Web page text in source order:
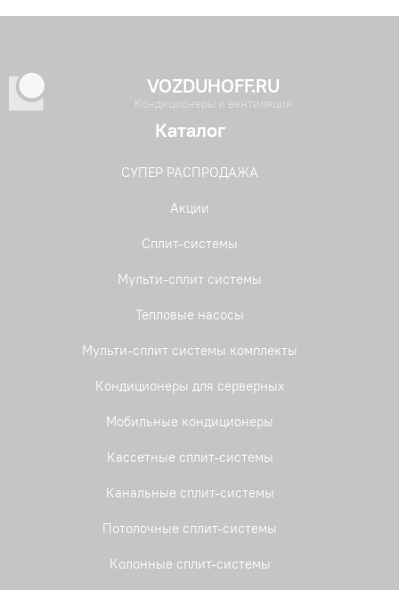
VOZDUHOFF.RU
Кондиционеры и вентиляция
Каталог
СУПЕР РАСПРОДАЖА
Акции
Сплит-системы
Мульти-сплит системы
Тепловые насосы
Мульти-сплит системы комплекты
Кондиционеры для серверных
Мобильные кондиционеры
Кассетные сплит-системы
Канальные сплит-системы
Потолочные сплит-системы
Колонные сплит-системы